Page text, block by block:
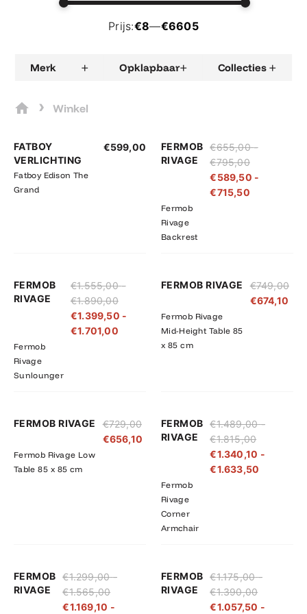
Prijs:€8—€6605
Merk + Opklapbaar+ Collecties +
› Winkel
FATBOY
VERLICHTING
Fatboy Edison The
Grand
€599,00
FERMOB
RIVAGE
Fermob
Rivage
Backrest
€655,00 -
€795,00
€655,00
tot
€795,00
€589,50 -
€715,50
€589,50
tot
€715,50
FERMOB
RIVAGE
Fermob
Rivage
Sunlounger
€1.555,00 -
€1.890,00
€1.555,00
tot
€1.890,00
€1.399,50 -
€1.701,00
€1.399,50
tot
€1.701,00
FERMOB RIVAGE
Fermob Rivage
Mid-Height Table 85
x 85 cm
€749,00
€674,10
FERMOB RIVAGE
Fermob Rivage Low
Table 85 x 85 cm
€729,00
€656,10
FERMOB
RIVAGE
Fermob
Rivage
Corner
Armchair
€1.489,00 -
€1.815,00
€1.489,00
tot
€1.815,00
€1.340,10 -
€1.633,50
€1.340,10
FERMOB
RIVAGE
€1.299,00 -
€1.565,00
€1.299,00
tot
€1.565,00
€1.169,10 -
€1.169,10
€1.408,50
FERMOB
RIVAGE
€1.175,00 -
€1.390,00
€1.175,00
tot
€1.390,00
€1.057,50 -
€1.057,50
tot
€1.251,00